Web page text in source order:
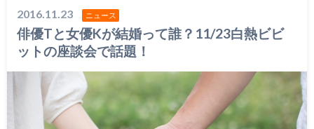
2016.11.23 ニュース
俳優Tと女優Kが結婚って誰？11/23白熱ビビ
ットの座談会で話題！